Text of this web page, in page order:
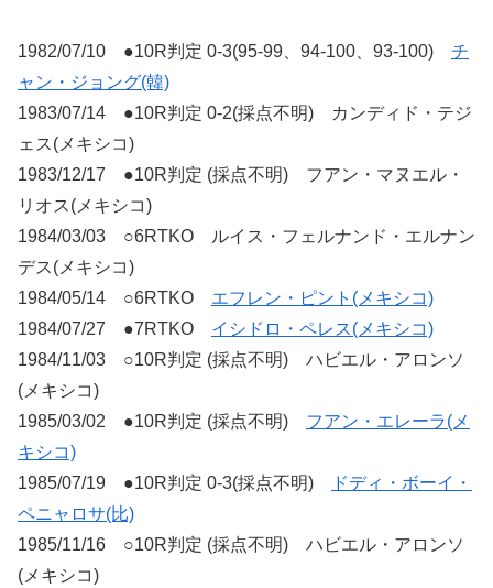
1982/07/10 ●10R判定 0-3(95-99、94-100、93-100) チ
ャン・ジョング(韓)
1983/07/14 ●10R判定 0-2(採点不明) カンディド・テジ
ェス(メキシコ)
1983/12/17 ●10R判定 (採点不明) フアン・マヌエル・
リオス(メキシコ)
1984/03/03 ○6RTKO ルイス・フェルナンド・エルナン
デス(メキシコ)
1984/05/14 ○6RTKO エフレン・ピント(メキシコ)
1984/07/27 ●7RTKO イシドロ・ペレス(メキシコ)
1984/11/03 ○10R判定 (採点不明) ハビエル・アロンソ
(メキシコ)
1985/03/02 ●10R判定 (採点不明) フアン・エレーラ(メ
キシコ)
1985/07/19 ●10R判定 0-3(採点不明)
ドディ・ボーイ・
ペニャロサ(比)
1985/11/16 ○10R判定 (採点不明) ハビエル・アロンソ
(メキシコ)